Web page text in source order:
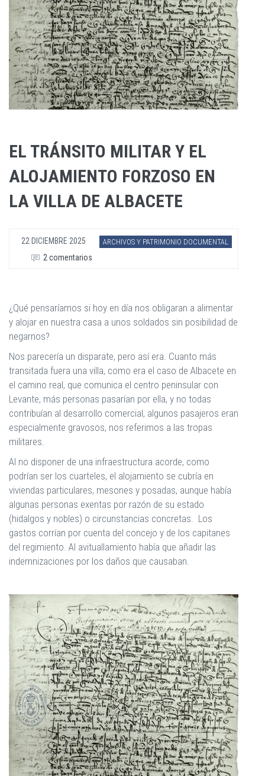
EL TRÁNSITO MILITAR Y EL
ALOJAMIENTO FORZOSO EN
LA VILLA DE ALBACETE
22 DICIEMBRE 2025 ARCHIVOS Y PATRIMONIO DOCUMENTAL
2 comentarios
¿Qué pensaríamos si hoy en día nos obligaran a alimentar
y alojar en nuestra casa a unos soldados sin posibilidad de
negarnos?
Nos parecería un disparate, pero así era. Cuanto más
transitada fuera una villa, como era el caso de Albacete en
el camino real, que comunica el centro peninsular con
Levante, más personas pasarían por ella, y no todas
contribuían al desarrollo comercial, algunos pasajeros eran
especialmente gravosos, nos referimos a las tropas
militares.
Al no disponer de una infraestructura acorde, como
podrían ser los cuarteles, el alojamiento se cubría en
viviendas particulares, mesones y posadas, aunque había
algunas personas exentas por razón de su estado
(hidalgos y nobles) o circunstancias concretas. Los
gastos corrían por cuenta del concejo y de los capitanes
del regimiento. Al avituallamiento había que añadir las
indemnizaciones por los daños que causaban.